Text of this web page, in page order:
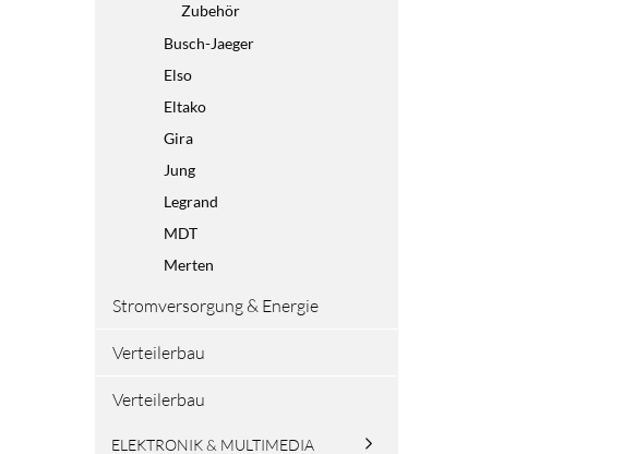
Zubehör
Busch-Jaeger
Elso
Eltako
Gira
Jung
Legrand
MDT
Merten
Stromversorgung & Energie
Verteilerbau
Verteilerbau
ELEKTRONIK & MULTIMEDIA